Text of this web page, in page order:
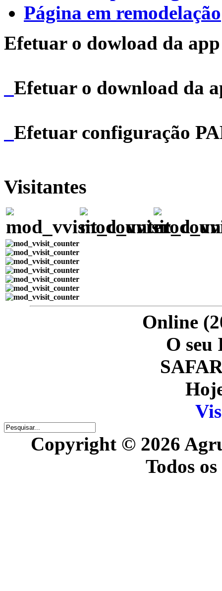
Página em remodelação
Efetuar o dowload da
Efetuar o download da
Efetuar configuração
Visitantes
Online
O seu
Copyright © 2026
Todos